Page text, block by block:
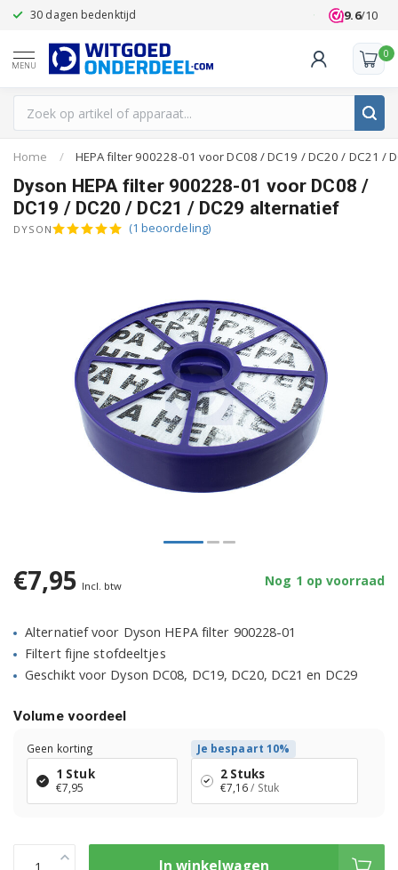
30 dagen bedenktijd Klanten
9.6/10
MENU
0
Home / HEPA filter 900228-01 voor DC08 / DC19 / DC20 / DC21 /
Dyson HEPA filter 900228-01 voor DC08 /
DC19 / DC20 / DC21 / DC29 alternatief
DYSON (1 beoordeling)
€7,95 Incl. btw Nog 1 op voorraad
Alternatief voor Dyson HEPA filter 900228-01
Filtert fijne stofdeeltjes
Geschikt voor Dyson DC08, DC19, DC20, DC21 en DC29
Volume voordeel
Geen korting
1 Stuk
€7,95
Je bespaart 10%
2 Stuks
€7,16/ Stuk
In winkelwagen